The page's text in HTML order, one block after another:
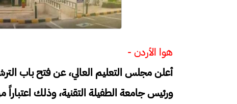
هوا الأردن -
أعلن مجلس التعليم العالي، عن فتح باب